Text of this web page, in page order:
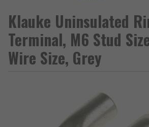
Klauke Uninsulated
Terminal, M6 Stud
Wire Size, Grey